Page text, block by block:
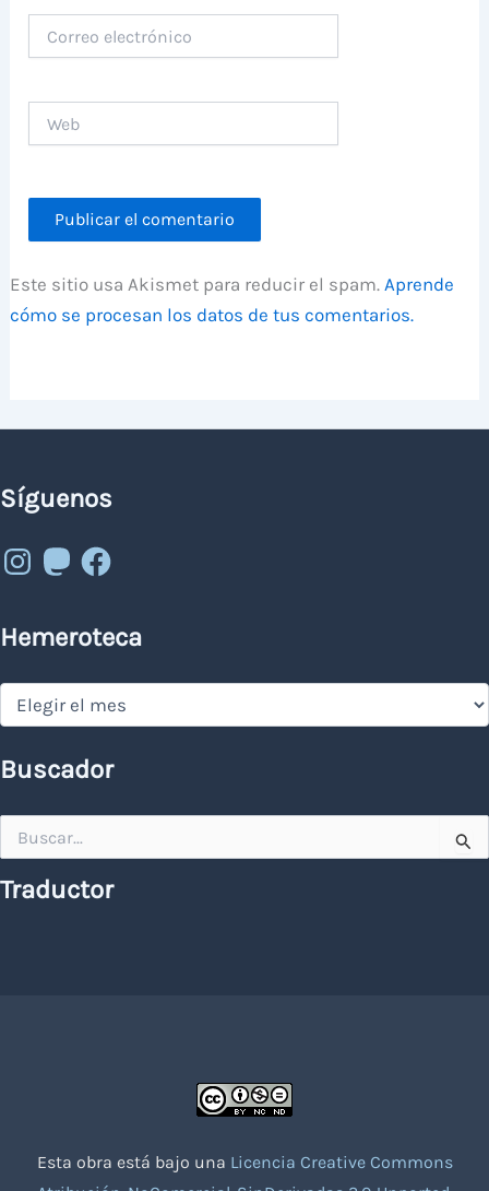
electrónico
Este sitio usa Akismet para reducir el spam.Aprende
cómo se procesan los datos de tus comentarios.
Síguenos
Instagram
MastodonFacebook
Hemeroteca
Hemeroteca
Buscador
por:
Traductor
Esta obra está bajo una Licencia Creative Commons